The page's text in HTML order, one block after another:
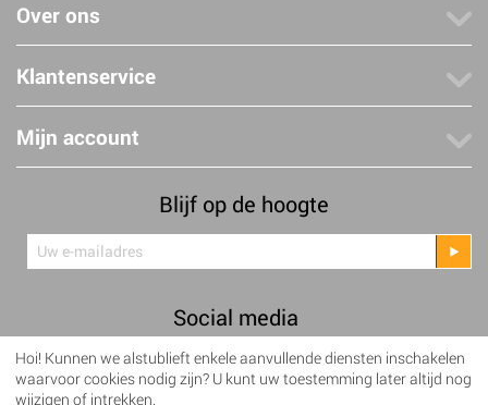
Over ons
Klantenservice
Mijn account
Blijf op de hoogte
Social media
Facebook Twitter
Hoi! Kunnen we alstublieft enkele aanvullende diensten inschakelen
waarvoor cookies nodig zijn? U kunt uw toestemming later altijd nog
wijzigen of intrekken.